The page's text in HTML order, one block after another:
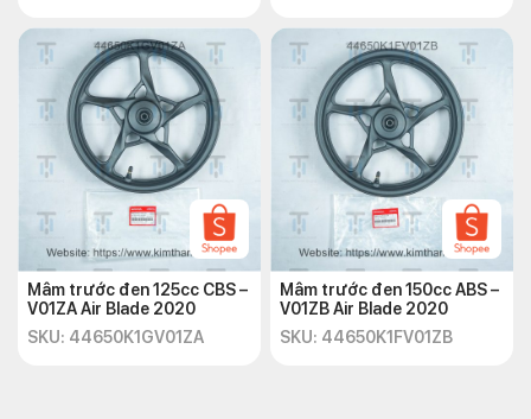
Mâm trước đen 125cc CBS –
V01ZA Air Blade 2020
SKU: 44650K1GV01ZA
Mâm trước đen 150cc ABS –
V01ZB Air Blade 2020
SKU: 44650K1FV01ZB